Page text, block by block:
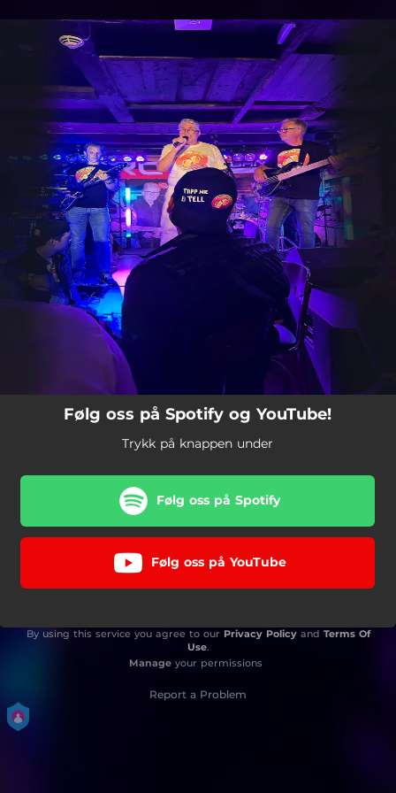
You're all set!
Følg oss på Spotify og YouTube!
Trykk på knappen under
Følg oss på Spotify
Følg oss på YouTube
By using this service you agree to our Privacy Policyand Terms Of
Use.
Manageyour permissions
Report a Problem